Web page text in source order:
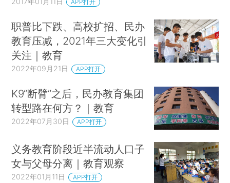
APP打开
职普比下跌、高校扩招、民办
教育压减，2021年三大变化引
关注｜教育
2022年09月21日 APP打开
K9“断臂”之后，民办教育集团
转型路在何方？｜教育
2022年07月30日 APP打开
义务教育阶段近半流动人口子
女与父母分离｜教育观察
2022年01月11日 APP打开